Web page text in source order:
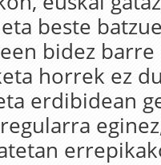
beste
bidez
horrek ez
erdibidean